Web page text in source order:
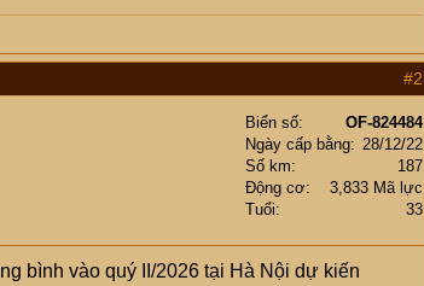
#2
Biển số
OF-824484
Ngày cấp bằng
28/12/22
Số km
187
Động cơ
3,833 Mã lực
Tuổi
33
bình vào quý II/2026 tại Hà Nội dự kiến